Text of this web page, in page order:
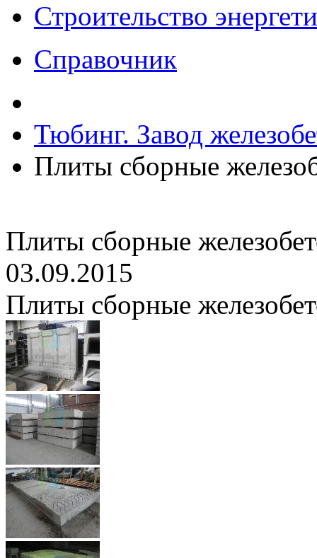
Строительство
Справочник
Тюбинг. Завод
Плиты сборные
Плиты сборные
03.09.2015
Плиты сборные